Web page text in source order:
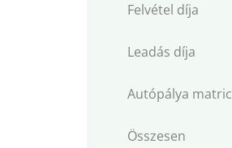
Felvétel díja
Leadás díja
Autópálya
Összesen